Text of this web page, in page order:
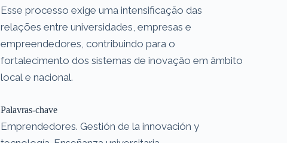
Esse processo exige uma intensificação das
relações entre universidades, empresas e
empreendedores, contribuindo para o
fortalecimento dos sistemas de inovação em âmbito
local e nacional.
Palavras-chave
Emprendedores. Gestión de la innovación y